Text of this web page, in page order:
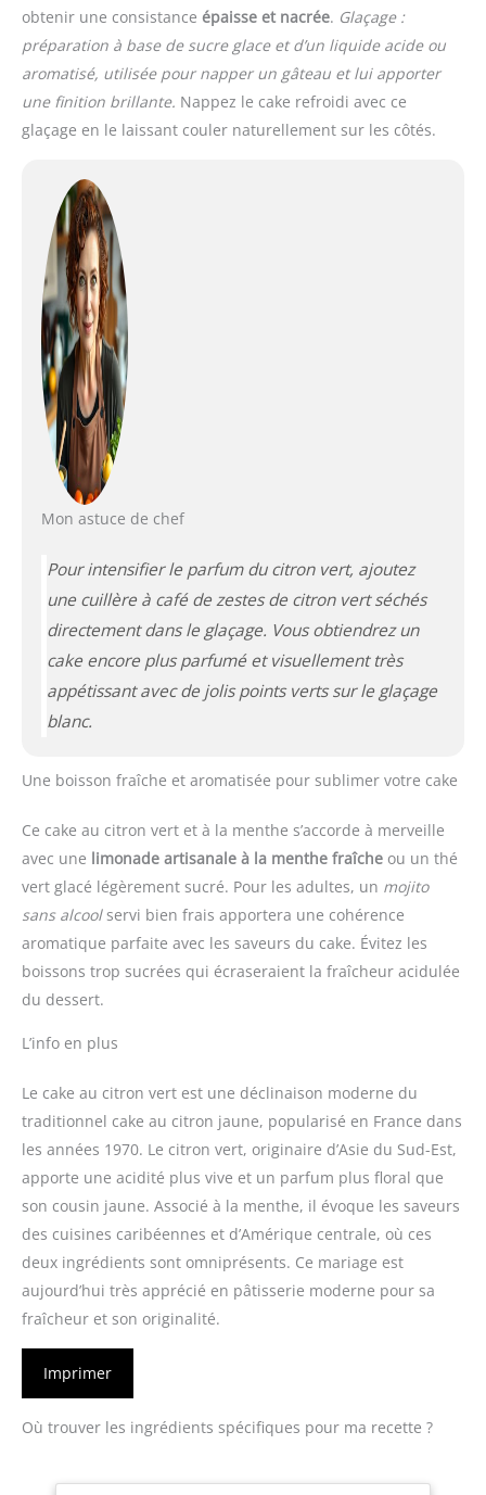
obtenir une consistance épaisse et nacrée. Glaçage :
préparation à base de sucre glace et d’un liquide acide ou
aromatisé, utilisée pour napper un gâteau et lui apporter
une finition brillante. Nappez le cake refroidi avec ce
glaçage en le laissant couler naturellement sur les côtés.
Mon astuce de chef
Pour intensifier le parfum du citron vert, ajoutez
une cuillère à café de zestes de citron vert séchés
directement dans le glaçage. Vous obtiendrez un
cake encore plus parfumé et visuellement très
appétissant avec de jolis points verts sur le glaçage
blanc.
Une boisson fraîche et aromatisée pour sublimer votre cake
Ce cake au citron vert et à la menthe s’accorde à merveille
avec une limonade artisanale à la menthe fraîche ou un thé
vert glacé légèrement sucré. Pour les adultes, un mojito
sans alcoolservi bien frais apportera une cohérence
aromatique parfaite avec les saveurs du cake. Évitez les
boissons trop sucrées qui écraseraient la fraîcheur acidulée
du dessert.
L’info en plus
Le cake au citron vert est une déclinaison moderne du
traditionnel cake au citron jaune, popularisé en France dans
les années 1970. Le citron vert, originaire d’Asie du Sud-Est,
apporte une acidité plus vive et un parfum plus floral que
son cousin jaune. Associé à la menthe, il évoque les saveurs
des cuisines caribéennes et d’Amérique centrale, où ces
deux ingrédients sont omniprésents. Ce mariage est
aujourd’hui très apprécié en pâtisserie moderne pour sa
fraîcheur et son originalité.
Imprimer
Où trouver les ingrédients spécifiques pour ma recette ?